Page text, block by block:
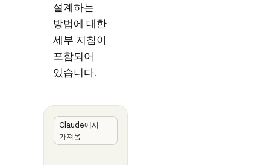
설계하는
방법에 대한
세부 지침이
포함되어
있습니다.
Claude에서
가져옴